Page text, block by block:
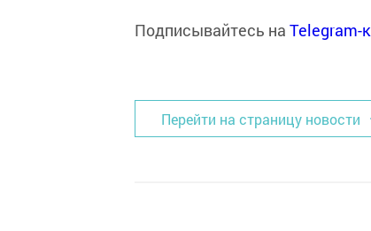
Подписывайтесь на Telegram-
Перейти на страницу новости